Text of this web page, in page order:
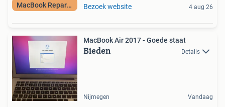
MacBook Reparatie Bezoek website 4 aug 26
MacBook Air 2017 - Goede staat
Bieden Details
Nijmegen Vandaag